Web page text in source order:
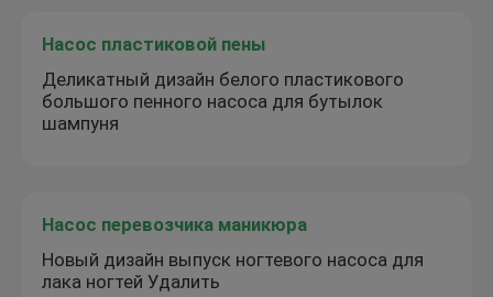
Насос пластиковой пены
Деликатный дизайн белого пластикового
большого пенного насоса для бутылок
шампуня
Насос перевозчика маникюра
Новый дизайн выпуск ногтевого насоса для
лака ногтей Удалить